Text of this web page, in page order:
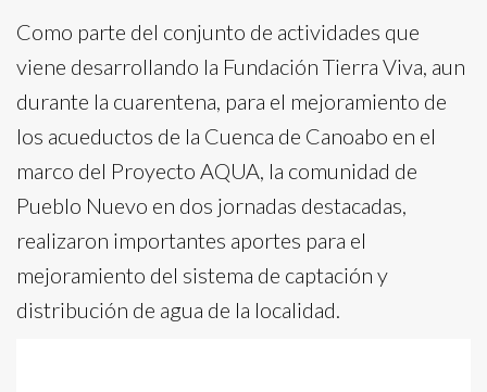
Como parte del conjunto de actividades que
viene desarrollando la Fundación Tierra Viva, aun
durante la cuarentena, para el mejoramiento de
los acueductos de la Cuenca de Canoabo en el
marco del Proyecto AQUA, la comunidad de
Pueblo Nuevo en dos jornadas destacadas,
realizaron importantes aportes para el
mejoramiento del sistema de captación y
distribución de agua de la localidad.